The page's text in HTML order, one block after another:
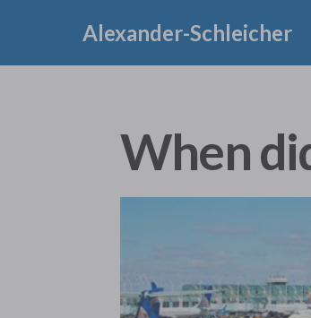
Alexander-Schleicher
When